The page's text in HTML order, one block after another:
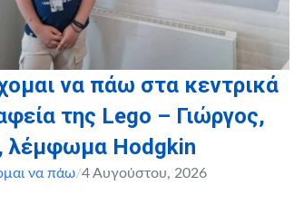
να πάω στα κεντρικά
της Lego – Γιώργος,
λέμφωμα Hodgkin
να πάω/4 Αυγούστου, 2026